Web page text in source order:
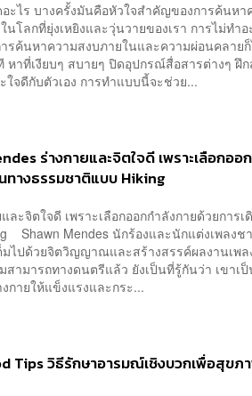
อะไร บางครั้งมันคือหัวใจสำคัญของการค้นหา
โลกที่ยุ่งเหยิงและวุ่นวายของเรา การไม่ทำอ
รค้นหาความสงบภายในและความผ่อนคลาย
หาที่เงียบๆ สบายๆ ปิดอุปกรณ์สื่อสารต่างๆ ฝึ
จดีกับตัวเอง การทำแบบนี้จะช่วย...
ร่างกายและจิตใจดี เพราะเลือกออ
ทางธรรมชาติแบบ Hiking
ละจิตใจดี เพราะเลือกออกกำลังกายด้วยการเ
Shawn Mendes นักร้องและนักแต่งเพลงช
มไปด้วยจิตวิญญาณและสร้างสรรค์ผลงานเพ
สามารถทางดนตรีแล้ว ยังเป็นที่รู้กันว่า เขาเ
กายให้แข็งแรงและกระ...
Tips วิธีรักษาอารมณ์เชิงบวกเพื่อสุขภ